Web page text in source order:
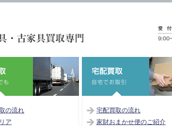
の流れ
ア
宅配買取の流れ
家財おまかせ便のご紹介